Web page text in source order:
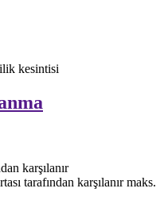
kesintisi
karşılanır
tarafından karşılanırmaks.